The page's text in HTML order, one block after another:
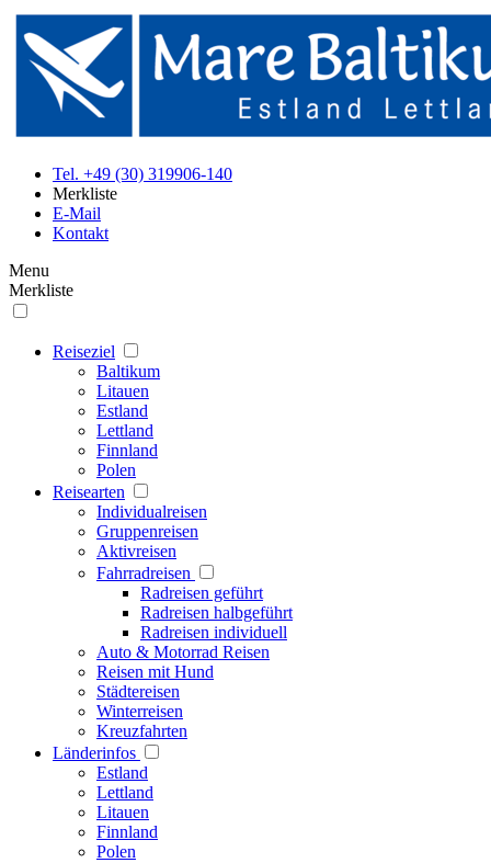
Tel. +49 (30) 319906-140
Merkliste
E-Mail
Kontakt
Menu
Merkliste
Reiseziel
Baltikum
Litauen
Estland
Lettland
Finnland
Polen
Reisearten
Individualreisen
Gruppenreisen
Aktivreisen
Fahrradreisen
Radreisen geführt
Radreisen halbgeführt
Radreisen individuell
Auto & Motorrad Reisen
Reisen mit Hund
Städtereisen
Winterreisen
Kreuzfahrten
Länderinfos
Estland
Lettland
Litauen
Finnland
Polen